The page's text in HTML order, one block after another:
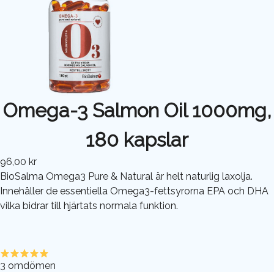
Omega-3 Salmon Oil 1000mg,
180 kapslar
96,00 kr
BioSalma Omega3 Pure & Natural är helt naturlig laxolja.
Innehåller de essentiella Omega3-fettsyrorna EPA och DHA
vilka bidrar till hjärtats normala funktion.
3 omdömen